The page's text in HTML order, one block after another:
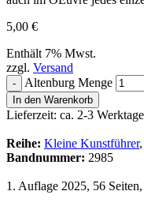
5,00 €
Enthält 7% Mwst.
zzgl. Versand
- Altenburg Menge
In den Warenkorb
Lieferzeit: ca. 2-3 Werktage
Reihe: Kleine Kunstführer,
Bandnummer: 2985
1. Auflage 2025, 56